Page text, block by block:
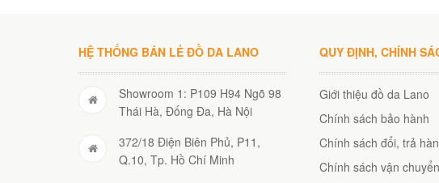
HỆ THỐNG BÁN LẺ ĐỒ DA LANO
Showroom 1: P109 H94 Ngõ 98
Thái Hà, Đống Đa, Hà Nội
372/18 Điện Biên Phủ, P11,
Q.10, Tp. Hồ Chí Minh
QUY ĐỊNH, CHÍNH
Giới thiệu đồ da Lano
Chính sách bảo hành
Chính sách đổi, trả
Chính sách vận chuyển